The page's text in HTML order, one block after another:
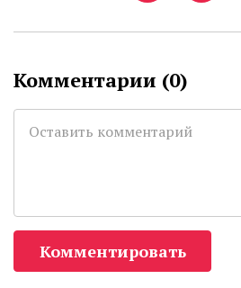
Комментарии (0)
Комментировать